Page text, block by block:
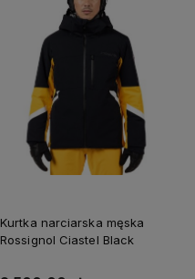
Kurtka narciarska męska
Rossignol Ciastel Black